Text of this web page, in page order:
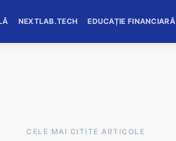
NEXTLAB.TECH EDUCAȚIE FINANCIARĂ
CELE MAI CITITE ARTICOLE